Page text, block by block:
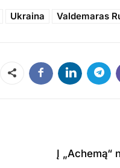
Ukraina Valdemaras
Dalintis
Į „Achemą“